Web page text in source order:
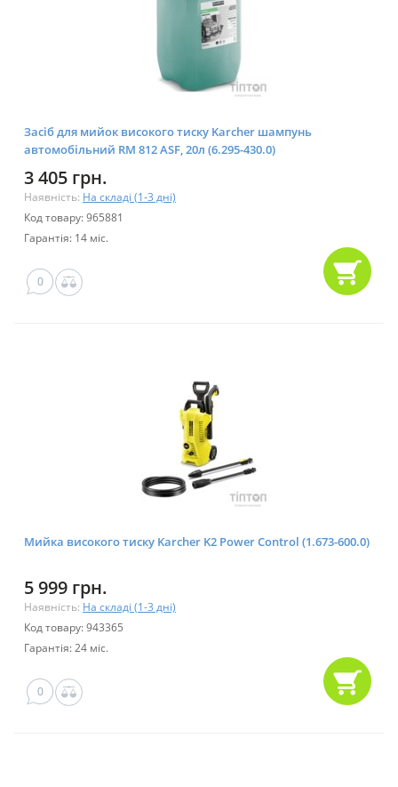
Засіб для мийок високого тиску Karcher шампунь
автомобільний RM 812 ASF, 20л (6.295-430.0)
3 405 грн.
Наявність: На складі (1-3 дні)
Код товару: 965881
Гарантія: 14 міс.
0
Мийка високого тиску Karcher K2 Power Control (1.673-600.0)
5 999 грн.
Наявність: На складі (1-3 дні)
Код товару: 943365
Гарантія: 24 міс.
0